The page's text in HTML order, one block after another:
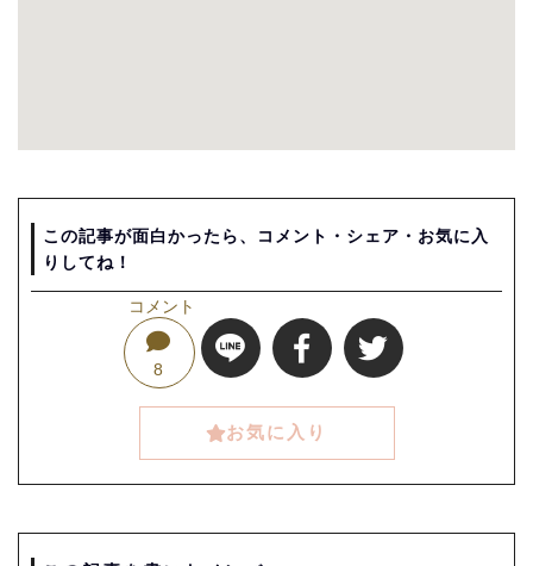
この記事が面白かったら、コメント・シェア・お気に入
りしてね！
コメント
8
お気に入り